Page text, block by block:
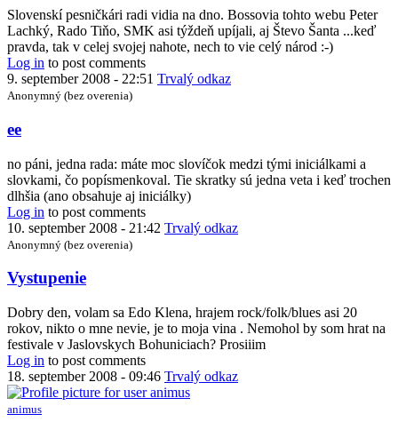
to
A
čo
tak
so
šifrou
začať
kefo
Slovenskí pesničkári radi vidia na dno. Bossovia tohto webu Peter
Lachký, Rado Tiňo, SMK asi týždeň upíjali, aj Števo Šanta ...keď
pravda, tak v celej svojej nahote, nech to vie celý národ :-)
Log in to post comments
9. september 2008 - 22:51 Trvalý odkaz
Anonymný (bez overenia)
In
reply
alebo
by
Radiar
ee
no páni, jedna rada: máte moc slovíčok medzi tými iniciálkami a
slovkami, čo popísmenkoval. Tie skratky sú jedna veta i keď trochen
dlhšia (ano obsahuje aj iniciálky)
Log in to post comments
10. september 2008 - 21:42 Trvalý odkaz
Anonymný (bez overenia)
Vystupenie
Dobry den, volam sa Edo Klena, hrajem rock/folk/blues asi 20
rokov, nikto o mne nevie, je to moja vina . Nemohol by som hrat na
festivale v Jaslovskych Bohuniciach? Prosiiim
Log in to post comments
18. september 2008 - 09:46 Trvalý odkaz
animus